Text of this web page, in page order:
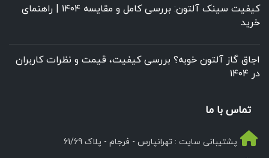
کیفیت سینک آلتون: بررسی کامل و مقایسه ۱۴۰۴ | راهنمای
خرید
اجاق گاز آلتون خوبه؟ بررسی کیفیت، قیمت و نظرات کاربران
در ۱۴۰۴
تماس با ما
پشتیبانی سایت : تهرانپارس - فرجام - پلاک 61/69